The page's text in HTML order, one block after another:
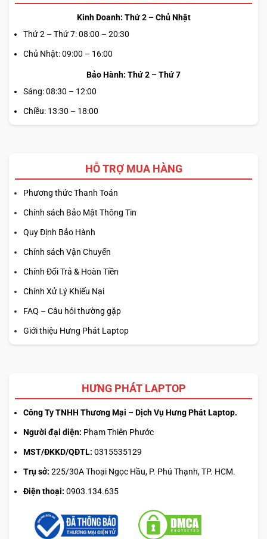
Kinh Doanh: Thứ 2 – Chủ Nhật
Thứ 2 – Thứ 7: 08:00 – 20:30
Chủ Nhật: 09:00 – 16:00
Bảo Hành: Thứ 2 – Thứ 7
Sáng: 08:30 – 12:00
Chiều: 13:30 – 18:00
HỖ TRỢ MUA HÀNG
Phương thức Thanh Toán
Chính sách Bảo Mật Thông Tin
Quy Định Bảo Hành
Chính sách Vận Chuyển
Chính Đổi Trả & Hoàn Tiền
Chính Xử Lý Khiếu Nại
FAQ – Câu hỏi thường gặp
Giới thiệu Hưng Phát Laptop
HƯNG PHÁT LAPTOP
Công Ty TNHH Thương Mại – Dịch Vụ Hưng Phát Laptop.
Người đại diện: Phạm Thiên Phước
MST/ĐKKD/QĐTL: 0315535129
Trụ sở: 225/30A Thoại Ngọc Hầu, P. Phú Thạnh, TP. HCM.
Điện thoại: 0903.134.635